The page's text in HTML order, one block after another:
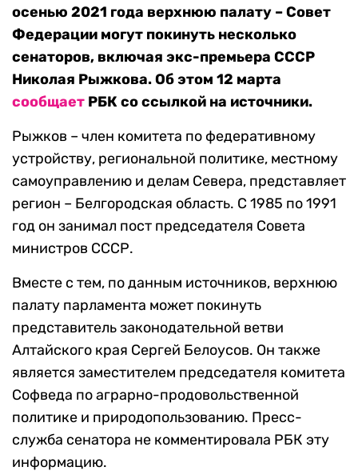
осенью 2021 года верхнюю палату – Совет
Федерации могут покинуть несколько
сенаторов, включая экс-премьера СССР
Николая Рыжкова. Об этом 12 марта
сообщает РБК со ссылкой на источники.
Рыжков – член комитета по федеративному
устройству, региональной политике, местному
самоуправлению и делам Севера, представляет
регион – Белгородская область. С 1985 по 1991
год он занимал пост председателя Совета
министров СССР.
Вместе с тем, по данным источников, верхнюю
палату парламента может покинуть
представитель законодательной ветви
Алтайского края Сергей Белоусов. Он также
является заместителем председателя комитета
Софведа по аграрно-продовольственной
политике и природопользованию. Пресс-
служба сенатора не комментировала РБК эту
информацию.